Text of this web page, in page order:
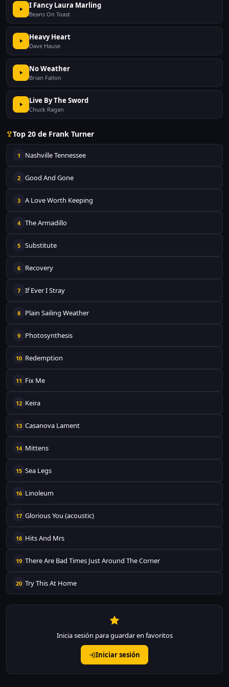
I Fancy Laura Marling
Beans On Toast
Heavy Heart
Dave Hause
No Weather
Brian Fallon
Live By The Sword
Chuck Ragan
Top 20 de Frank Turner
1 Nashville Tennessee
2 Good And Gone
3 A Love Worth Keeping
4 The Armadillo
5 Substitute
6 Recovery
7 If Ever I Stray
8 Plain Sailing Weather
9 Photosynthesis
10 Redemption
11 Fix Me
12 Keira
13 Casanova Lament
14 Mittens
15 Sea Legs
16 Linoleum
17 Glorious You (acoustic)
18 Hits And Mrs
19 There Are Bad Times Just Around The Corner
20 Try This At Home
Inicia sesión para guardar en favoritos
Iniciar sesión